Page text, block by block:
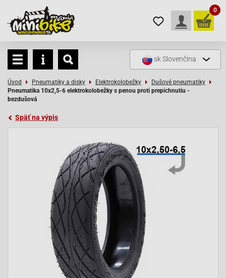
0
skSlovenčina
Úvod Pneumatiky a disky Elektrokolobežky
Dušové pneumatiky
Pneumatika 10x2,5-6 elektrokolobežky s penou proti prepichnutiu -
bezdušová
Späť na výpis